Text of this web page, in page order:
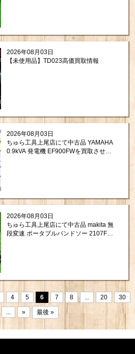
2026年08月03日
【未使用品】TD023高価買取情報
2026年08月03日
ちゅら工具上尾店にて中古品 YAMAHA
0.9kVA 発電機 EF900FWを買取させて
2026年08月03日
ちゅら工具上尾店にて中古品 makita 無
段変速 ポータブルバンドソー 2107FW
4 5 6 7 8 ... 20 30
... » 最後 »